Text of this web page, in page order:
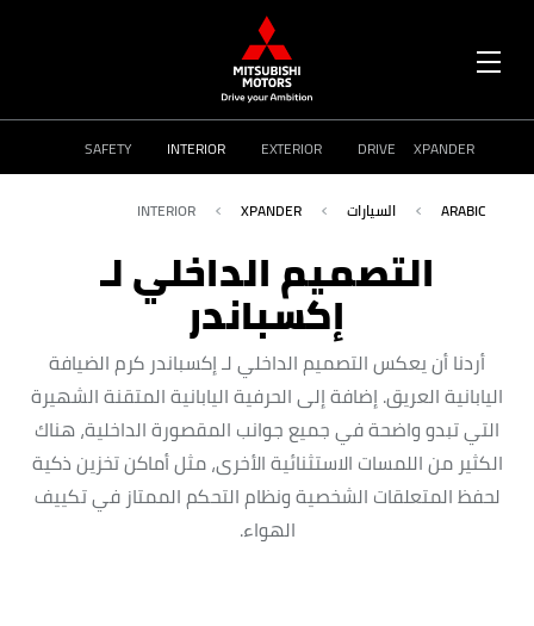
MENU
XPANDER
DRIVE
EXTERIOR
INTERIOR
SAFETY
ARABIC السيارات XPANDER
INTERIOR
التصميم الداخلي لـ
إكسباندر
أردنا أن يعكس التصميم الداخلي لـ إكسباندر كرم الضيافة
اليابانية العريق. إضافة إلى الحرفية اليابانية المتقنة الشهيرة
التي تبدو واضحة في جميع جوانب المقصورة الداخلية، هناك
الكثير من اللمسات الاستثنائية الأخرى، مثل أماكن تخزين ذكية
لحفظ المتعلقات الشخصية ونظام التحكم الممتاز في تكييف
الهواء.